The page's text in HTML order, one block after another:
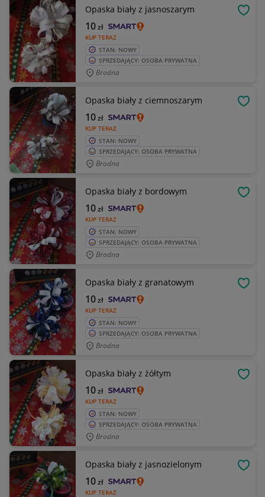
Opaska biały z jasnoszarym
KUP TERAZ
10zł
STAN: NOWY
SPRZEDAJĄCY: OSOBA PRYWATNA
Brodna
Opaska biały z ciemnoszarym
KUP TERAZ
10zł
STAN: NOWY
SPRZEDAJĄCY: OSOBA PRYWATNA
Brodna
Opaska biały z bordowym
KUP TERAZ
10zł
STAN: NOWY
SPRZEDAJĄCY: OSOBA PRYWATNA
Brodna
Opaska biały z granatowym
KUP TERAZ
10zł
STAN: NOWY
SPRZEDAJĄCY: OSOBA PRYWATNA
Brodna
Opaska biały z żółtym
KUP TERAZ
10zł
STAN: NOWY
SPRZEDAJĄCY: OSOBA PRYWATNA
Brodna
Opaska biały z jasnozielonym
KUP TERAZ
10zł